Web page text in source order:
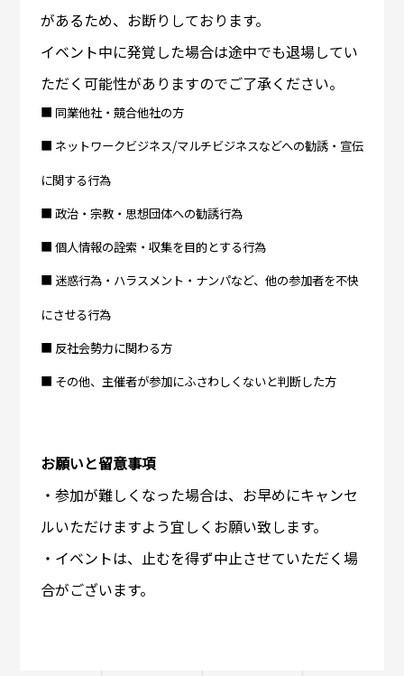
があるため、お断りしております。
イベント中に発覚した場合は途中でも退場してい
ただく可能性がありますのでご了承ください。
■ 同業他社・競合他社の方
■ ネットワークビジネス/マルチビジネスなどへの勧誘・宣伝
に関する行為
■ 政治・宗教・思想団体への勧誘行為
■ 個人情報の詮索・収集を目的とする行為
■ 迷惑行為・ハラスメント・ナンパなど、他の参加者を不快
にさせる行為
■ 反社会勢力に関わる方
■ その他、主催者が参加にふさわしくないと判断した方
お願いと留意事項
・参加が難しくなった場合は、お早めにキャンセ
ルいただけますよう宜しくお願い致します。
・イベントは、止むを得ず中止させていただく場
合がございます。